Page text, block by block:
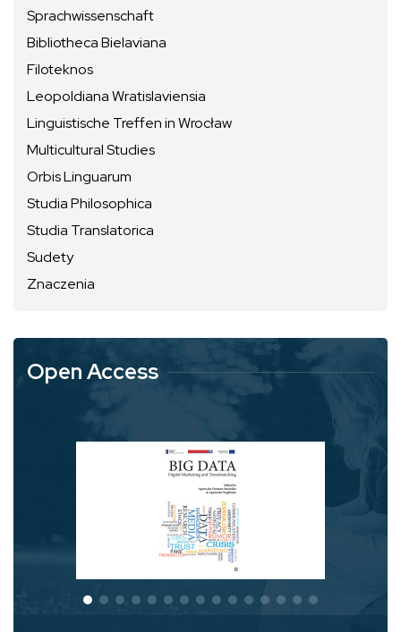
Sprachwissenschaft
Bibliotheca Bielaviana
Filoteknos
Leopoldiana Wratislaviensia
Linguistische Treffen in Wrocław
Multicultural Studies
Orbis Linguarum
Studia Philosophica
Studia Translatorica
Sudety
Znaczenia
Open Access